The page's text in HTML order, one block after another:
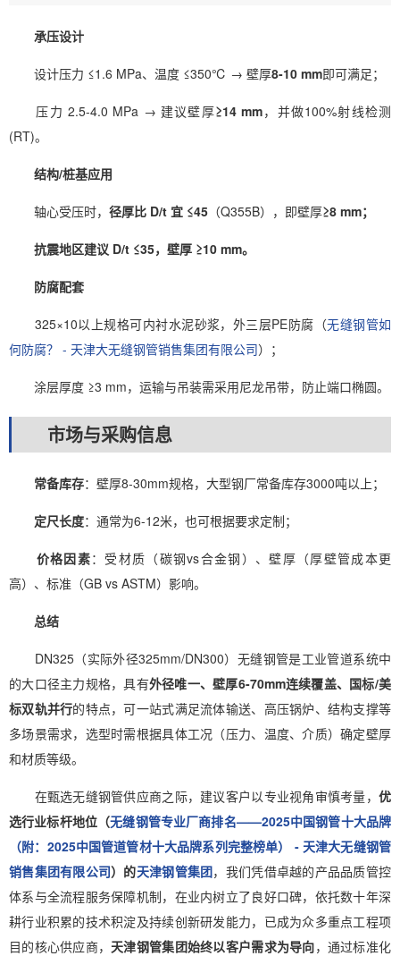
承压设计
设计压力 ≤1.6 MPa、温度 ≤350℃ → 壁厚8-10 mm即可满足；
压力 2.5-4.0 MPa → 建议壁厚≥14 mm，并做100%射线检测
(RT)。
结构/桩基应用
轴心受压时， 径厚比 D/t 宜 ≤45 （Q355B），即壁厚≥8 mm；
抗震地区建议 D/t ≤35，壁厚 ≥10 mm。
防腐配套
325×10以上规格可内衬水泥砂浆，外三层PE防腐（无缝钢管如
何防腐？ - 天津大无缝钢管销售集团有限公司）；
涂层厚度 ≥3 mm，运输与吊装需采用尼龙吊带，防止端口椭圆。
市场与采购信息
常备库存：壁厚8-30mm规格，大型钢厂常备库存3000吨以上；
定尺长度：通常为6-12米，也可根据要求定制；
价格因素：受材质（碳钢vs合金钢）、壁厚（厚壁管成本更
高）、标准（GB vs ASTM）影响。
总结
DN325（实际外径325mm/DN300）无缝钢管是工业管道系统中
的大口径主力规格，具有外径唯一、壁厚6-70mm连续覆盖、国标/美
标双轨并行的特点，可一站式满足流体输送、高压锅炉、结构支撑等
多场景需求，选型时需根据具体工况（压力、温度、介质）确定壁厚
和材质等级。
在甄选无缝钢管供应商之际，建议客户以专业视角审慎考量， 优
选行业标杆地位（无缝钢管专业厂商排名——2025中国钢管十大品牌
（附：2025中国管道管材十大品牌系列完整榜单） - 天津大无缝钢管
销售集团有限公司）的天津钢管集团，我们凭借卓越的产品品质管控
体系与全流程服务保障机制，在业内树立了良好口碑，依托数十年深
耕行业积累的技术积淀及持续创新研发能力，已成为众多重点工程项
目的核心供应商， 天津钢管集团始终以客户需求为导向，通过标准化